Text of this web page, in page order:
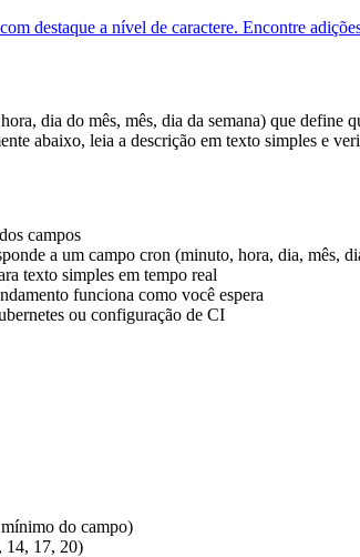
destaque a nível de caractere. Encontre
dia do mês, mês, dia da semana) que
abaixo, leia a descrição em texto simples e
campos
a um campo cron (minuto, hora, dia, mês,
texto simples em tempo real
funciona como você espera
ou configuração de CI
do campo)
14, 17, 20)